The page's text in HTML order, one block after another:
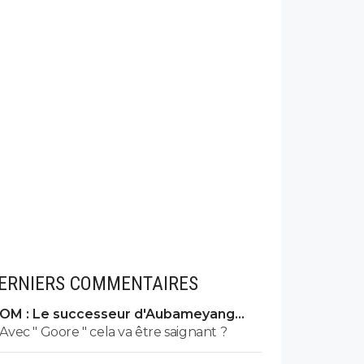
COMMENTAIRES
OM : Le successeur d'Aubameyang
déniché en BelgiqueAvec " Goore " cela va être saignant ?